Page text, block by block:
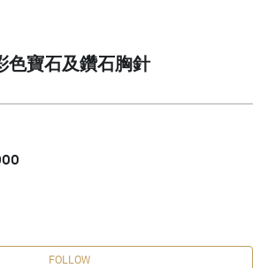
色寶石及鑽石胸針
FOLLOW